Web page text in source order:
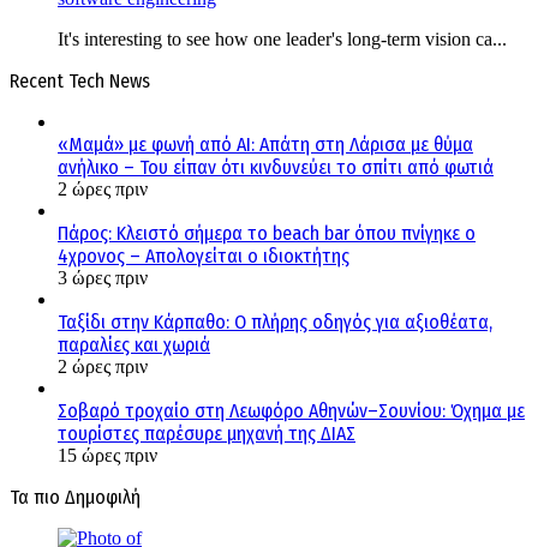
It's interesting to see how one leader's long-term vision ca...
Recent Tech News
«Μαμά» με φωνή από AI: Απάτη στη Λάρισα με θύμα
ανήλικο – Του είπαν ότι κινδυνεύει το σπίτι από φωτιά
2 ώρες πριν
Πάρος: Κλειστό σήμερα το beach bar όπου πνίγηκε ο
4χρονος – Απολογείται ο ιδιοκτήτης
3 ώρες πριν
Ταξίδι στην Κάρπαθο: Ο πλήρης οδηγός για αξιοθέατα,
παραλίες και χωριά
2 ώρες πριν
Σοβαρό τροχαίο στη Λεωφόρο Αθηνών–Σουνίου: Όχημα με
τουρίστες παρέσυρε μηχανή της ΔΙΑΣ
15 ώρες πριν
Τα πιο Δημοφιλή